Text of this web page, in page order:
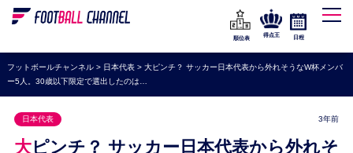
WEリーグ
海外サッカー
プレミアリーグ
セリエA
順位表
得点王 日程
フットボールチャンネル> 日本代表> 大ピンチ？ サッカー日本代表から外れそうなW杯メンバ
ー5人。30歳以下限定で選出したのは…
日本代表 3年前
大ピンチ？ サッカー日本代表から外れそ